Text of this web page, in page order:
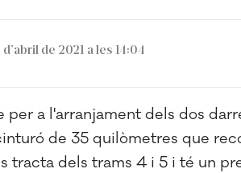
de 2021 a les 14:04
per a l'arranjament dels dos
de 35 quilòmetres que
tracta dels trams 4 i 5 i té un